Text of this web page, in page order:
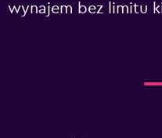
wynajem bez limitu